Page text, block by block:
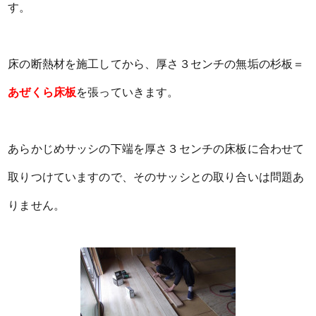
す。
床の断熱材を施工してから、厚さ３センチの無垢の杉板＝
あぜくら床板を張っていきます。
あらかじめサッシの下端を厚さ３センチの床板に合わせて
取りつけていますので、そのサッシとの取り合いは問題あ
りません。